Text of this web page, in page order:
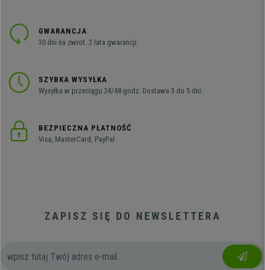
GWARANCJA
30 dni na zwrot. 2 lata gwarancji
SZYBKA WYSYŁKA
Wysyłka w przeciągu 24/48 godz. Dostawa 3 do 5 dni.
BEZPIECZNA PŁATNOŚĆ
Visa, MasterCard, PayPal
ZAPISZ SIĘ DO NEWSLETTERA